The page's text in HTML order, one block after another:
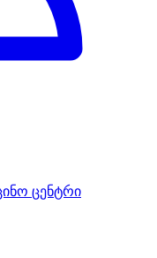
ცენტრი